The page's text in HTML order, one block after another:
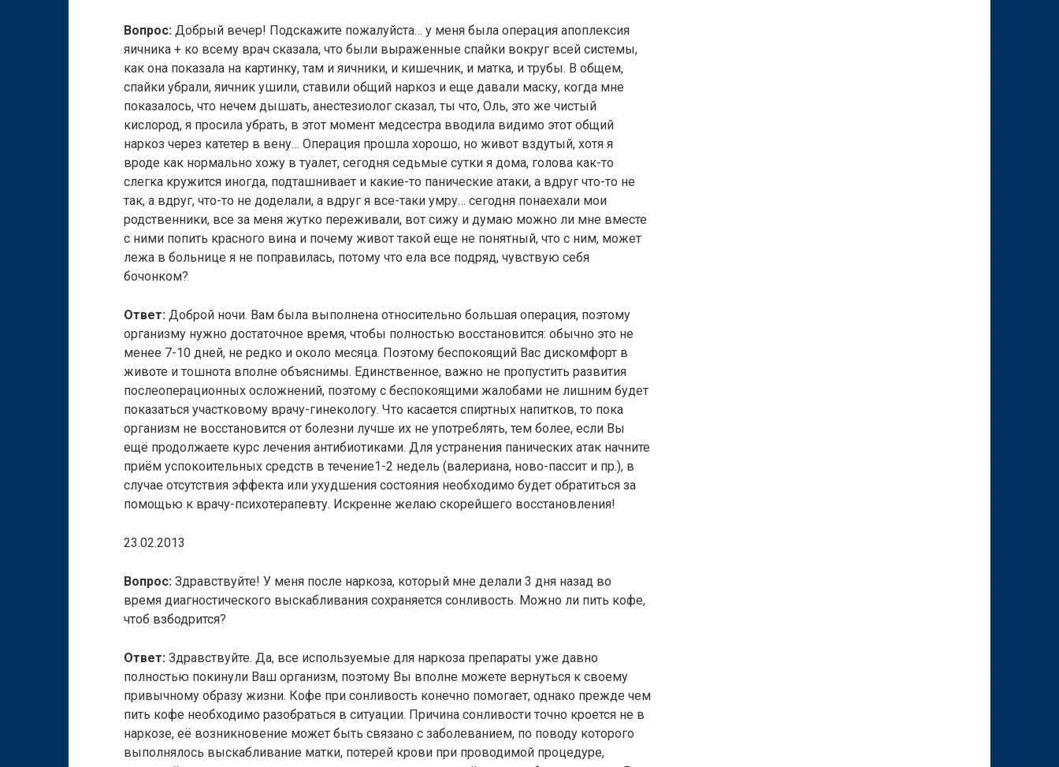
Вопрос: Добрый вечер! Подскажите пожалуйста… у меня была операция апоплексия
яичника + ко всему врач сказала, что были выраженные спайки вокруг всей системы,
как она показала на картинку, там и яичники, и кишечник, и матка, и трубы. В общем,
спайки убрали, яичник ушили, ставили общий наркоз и еще давали маску, когда мне
показалось, что нечем дышать, анестезиолог сказал, ты что, Оль, это же чистый
кислород, я просила убрать, в этот момент медсестра вводила видимо этот общий
наркоз через катетер в вену… Операция прошла хорошо, но живот вздутый, хотя я
вроде как нормально хожу в туалет, сегодня седьмые сутки я дома, голова как-то
слегка кружится иногда, подташнивает и какие-то панические атаки, а вдруг что-то не
так, а вдруг, что-то не доделали, а вдруг я все-таки умру… сегодня понаехали мои
родственники, все за меня жутко переживали, вот сижу и думаю можно ли мне вместе
с ними попить красного вина и почему живот такой еще не понятный, что с ним, может
лежа в больнице я не поправилась, потому что ела все подряд, чувствую себя
бочонком?
Ответ: Доброй ночи. Вам была выполнена относительно большая операция, поэтому
организму нужно достаточное время, чтобы полностью восстановится: обычно это не
менее 7-10 дней, не редко и около месяца. Поэтому беспокоящий Вас дискомфорт в
животе и тошнота вполне объяснимы. Единственное, важно не пропустить развития
послеоперационных осложнений, поэтому с беспокоящими жалобами не лишним будет
показаться участковому врачу-гинекологу. Что касается спиртных напитков, то пока
организм не восстановится от болезни лучше их не употреблять, тем более, если Вы
ещё продолжаете курс лечения антибиотиками. Для устранения панических атак начните
приём успокоительных средств в течение1-2 недель (валериана, ново-пассит и пр.), в
случае отсутствия эффекта или ухудшения состояния необходимо будет обратиться за
помощью к врачу-психотерапевту. Искренне желаю скорейшего восстановления!
23.02.2013
Вопрос: Здравствуйте! У меня после наркоза, который мне делали 3 дня назад во
время диагностического выскабливания сохраняется сонливость. Можно ли пить кофе,
чтоб взбодрится?
Ответ: Здравствуйте. Да, все используемые для наркоза препараты уже давно
полностью покинули Ваш организм, поэтому Вы вполне можете вернуться к своему
привычному образу жизни. Кофе при сонливость конечно помогает, однако прежде чем
пить кофе необходимо разобраться в ситуации. Причина сонливости точно кроется не в
наркозе, её возникновение может быть связано с заболеванием, по поводу которого
выполнялось выскабливание матки, потерей крови при проводимой процедуре,